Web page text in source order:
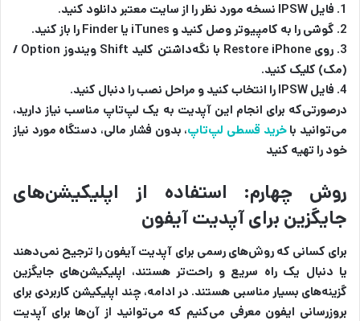
1. فایل IPSW نسخه مورد نظر را از سایت معتبر دانلود کنید.
2. گوشی را به کامپیوتر وصل کنید و iTunes یا Finder را باز کنید.
3. روی Restore iPhone با نگه‌داشتن کلید Shift ویندوز Option /
(مک) کلیک کنید.
4. فایل IPSW را انتخاب کنید و مراحل نصب را دنبال کنید.
درصورتی‌که برای انجام این آپدیت به یک لپ‌تاپ مناسب نیاز دارید،
می‌توانید باخرید قسطی لپ‌تاپ، بدون فشار مالی، دستگاه مورد نیاز
خود را تهیه کنید
روش چهارم: استفاده از اپلیکیشن‌های
جایگزین برای آپدیت آیفون
برای کسانی که روش‌های رسمی برای آپدیت آیفون را ترجیح نمی‌دهند
یا دنبال یک راه سریع و راحت‌تر هستند، اپلیکیشن‌های جایگزین
گزینه‌های بسیار مناسبی هستند. در ادامه، چند اپلیکیشن کاربردی برای
بروزرسانی ایفون معرفی می‌کنیم که می‌توانید از آن‌ها برای آپدیت